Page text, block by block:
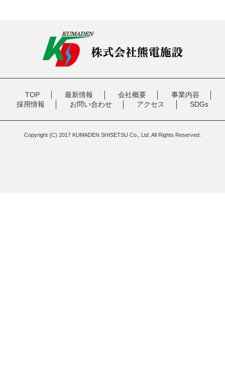
TOP 最新情報 会社概要
事業内容
採用情報
お問い合わせ アクセス SDGs
Copyright (C) 2017 KUMADEN SHISETSU Co., Ltd. All Rights Reserved.